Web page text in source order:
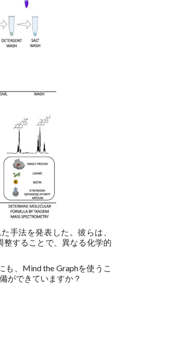
手法を発表した。彼らは、
することで、異なる化学的
、Mind the Graphを使うこ
ができていますか？